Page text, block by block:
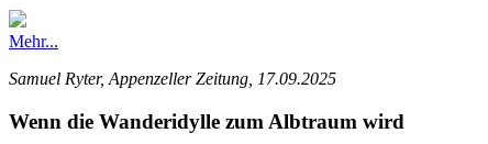
Mehr...
Samuel Ryter, Appenzeller Zeitung, 17.09.2025
Wenn die Wanderidylle zum Albtraum wird